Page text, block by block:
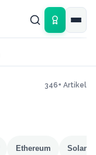
346+ Artikel
Ethereum Solana